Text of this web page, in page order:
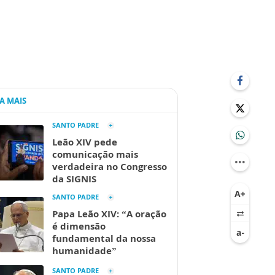
MAIS
SANTO PADRE
Leão XIV pede
comunicação mais
verdadeira no Congresso
da SIGNIS
SANTO PADRE
Papa Leão XIV: “A oração
é dimensão
fundamental da nossa
humanidade”
SANTO PADRE